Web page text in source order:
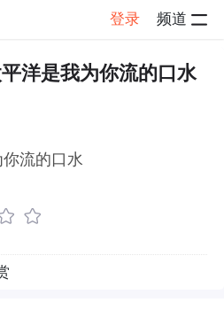
登录 频道
慨 帖子详情
洋是我为你流的口水
流的口水